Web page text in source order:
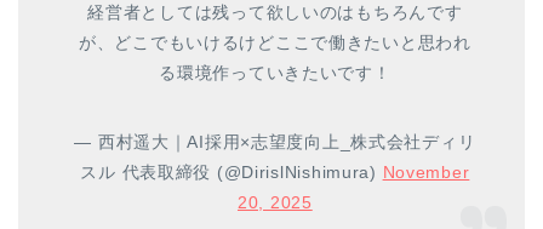
経営者としては残って欲しいのはもちろんです
が、どこでもいけるけどここで働きたいと思われ
る環境作っていきたいです！
— 西村遥大｜AI採用×志望度向上_株式会社ディリ
スル 代表取締役 (@DirislNishimura) November
20, 2025